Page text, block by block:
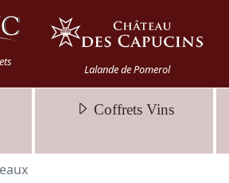
Lalande de Pomerol
Coffrets Vins